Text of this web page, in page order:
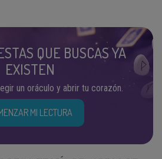
QUE BUSCAS YA
EXISTEN
un oráculo y abrir tu corazón.
MI LECTURA